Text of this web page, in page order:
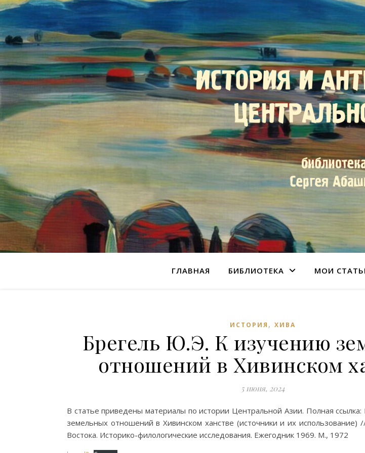
ГЛАВНАЯ БИБЛИОТЕКА МОИ
ИСТОРИЯ , ХИВА
Брегель Ю.Э. К изучению
отношений в Хивинском
5 июня, 2024
В статье приведены материалы по истории Центральной Азии. Полная
земельных отношений в Хивинском ханстве (источники и их использование)
Востока. Историко-филологические исследования. Ежегодник 1969. М., 1972